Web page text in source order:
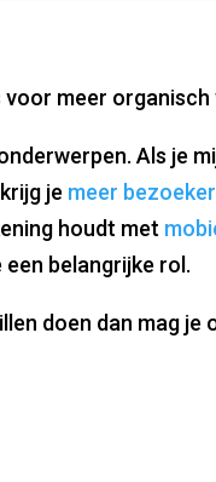
meer
Als je
je meer
houdt met
belangrijke rol.
doen dan mag je